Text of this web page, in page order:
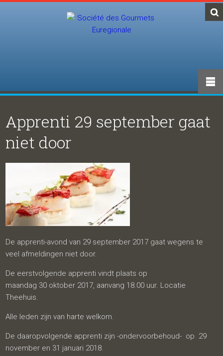
Apprenti 29 september gaat
niet door
De apprenti-avond van 29 september 2017 gaat wegens te
veel afmeldingen niet door.
De eerstvolgende apprenti vindt plaats op
maandag 30 oktober 2017, aanvang 18.00 uur. Locatie
Theehuis.
Alle leden zijn van harte welkom.
De daaropvolgende apprenti zijn -ondervoorbehoud- op 29
november en 31 januari 2018.